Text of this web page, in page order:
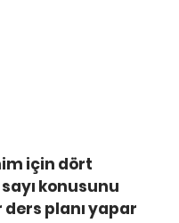
için dört
konusunu
planı yapar